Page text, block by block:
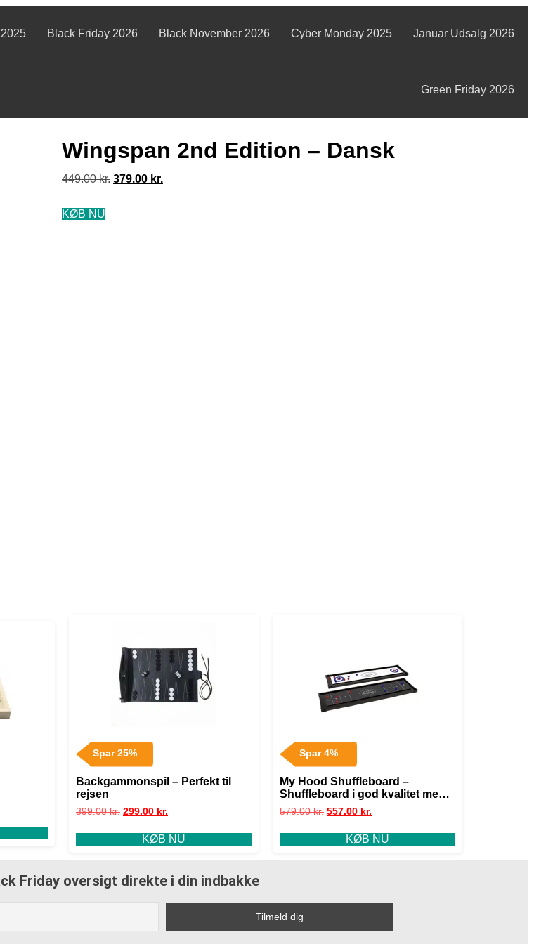
Black Friday 2026 Black November 2026 Cyber Monday 2025 Januar Udsalg 2026
Green Friday 2026
Wingspan 2nd Edition – Dansk
449.00kr. 379.00 kr.
KØB NU
Spar 25%
Backgammonspil – Perfekt til
rejsen
399.00kr. 299.00 kr.
KØB NU
Spar 4%
My Hood Shuffleboard –
Shuffleboard i god kvalitet med
Curling-spil på bagsiden –
HURTIG LEVERING!
579.00kr. 557.00 kr.
KØB NU
Friday oversigt direkte i din indbakke